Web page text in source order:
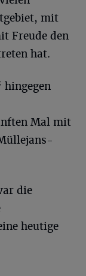
mit
Freude den
hat.
hingegen
Mal mit
die
heutige